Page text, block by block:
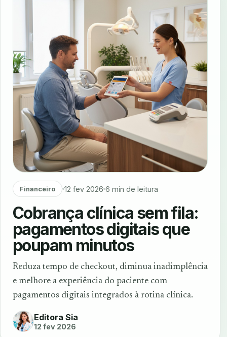
Financeiro 12 fev 2026 6 min de leitura
Cobrança clínica sem fila:
pagamentos digitais que
poupam minutos
Reduza tempo de checkout, diminua inadimplência
e melhore a experiência do paciente com
pagamentos digitais integrados à rotina clínica.
Editora Sia
12 fev 2026